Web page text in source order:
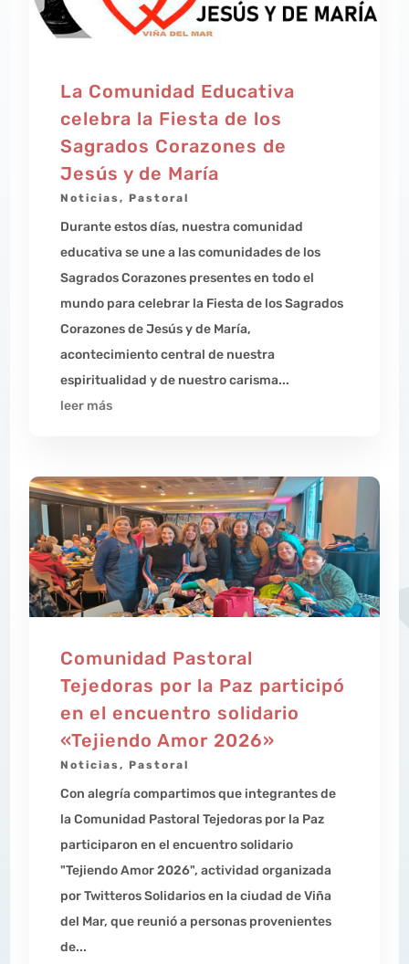
La Comunidad Educativa
celebra la Fiesta de los
Sagrados Corazones de
Jesús y de María
Noticias,Pastoral
Durante estos días, nuestra comunidad
educativa se une a las comunidades de los
Sagrados Corazones presentes en todo el
mundo para celebrar la Fiesta de los Sagrados
Corazones de Jesús y de María,
acontecimiento central de nuestra
espiritualidad y de nuestro carisma...
leer más
Comunidad Pastoral
Tejedoras por la Paz participó
en el encuentro solidario
«Tejiendo Amor 2026»
Noticias, Pastoral
Con alegría compartimos que integrantes de
la Comunidad Pastoral Tejedoras por la Paz
participaron en el encuentro solidario
"Tejiendo Amor 2026", actividad organizada
por Twitteros Solidarios en la ciudad de Viña
del Mar, que reunió a personas provenientes
de...